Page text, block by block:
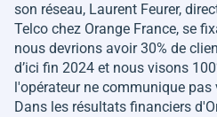
son réseau, Laurent Feurer,
Telco chez Orange France, se
nous devrions avoir 30% de
d’ici fin 2024 et nous visons
l'opérateur ne communique
Dans les résultats financiers